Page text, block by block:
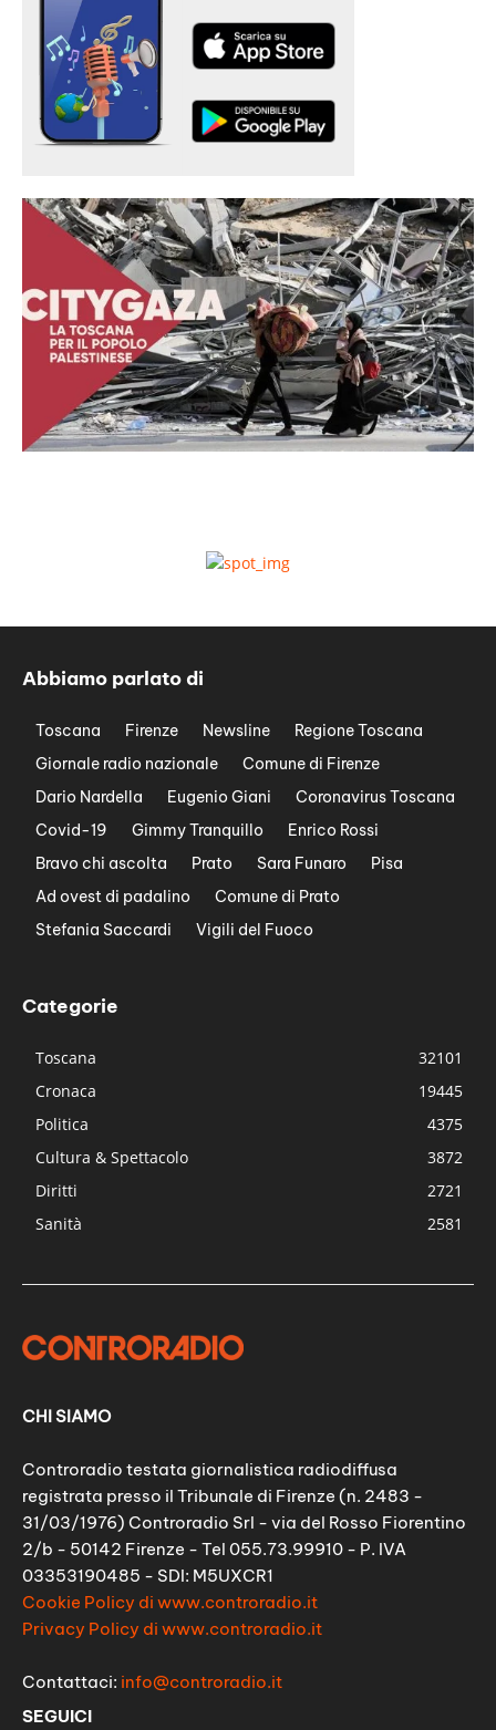
Abbiamo parlato di
Toscana Firenze Newsline
Regione Toscana
Giornale radio nazionale
Comune di Firenze
Dario Nardella
Eugenio Giani
Coronavirus Toscana
Covid-19
Gimmy Tranquillo
Enrico Rossi
Bravo chi ascolta
Prato Sara Funaro
Pisa
Ad ovest di padalino
Comune di Prato
Stefania Saccardi
Vigili del Fuoco
Categorie
Toscana
32101
Cronaca
19445
Politica
4375
Cultura & Spettacolo
3872
Diritti
2721
Sanità
2581
CHI SIAMO
Controradio testata giornalistica radiodiffusa
registrata presso il Tribunale di Firenze (n. 2483 -
31/03/1976) Controradio Srl - via del Rosso Fiorentino
2/b - 50142 Firenze - Tel 055.73.99910 - P. IVA
03353190485 - SDI: M5UXCR1
Cookie Policy di www.controradio.it
Privacy Policy di www.controradio.it
Contattaci: info@controradio.it
SEGUICI